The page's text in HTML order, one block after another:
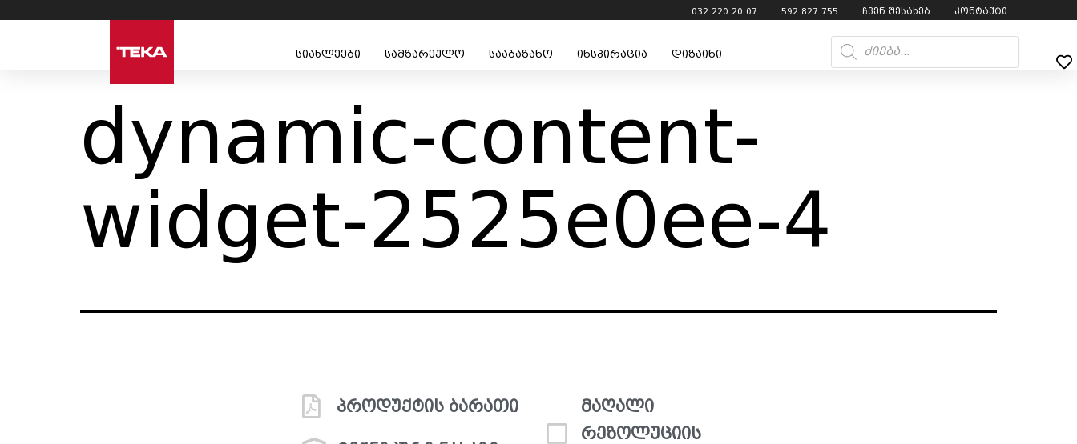
032 220 20 07 592 827 755 ჩვენ შესახებ კონტაქტი
სიახლეები სამზარეულო სააბაზანო ინსპირაცია დიზაინი
dynamic-content-
widget-2525e0ee-4
პროდუქტის ბარათი
მაღალი
რეზოლუციის